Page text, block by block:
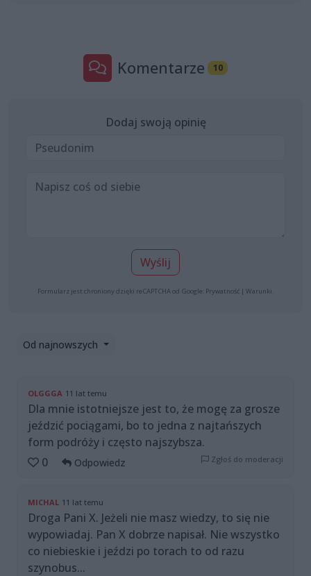
Komentarze 10
Dodaj swoją opinię
Wyślij
Formularz jest chroniony dzięki reCAPTCHA od Google: Prywatność | Warunki
Od najnowszych
OLGGGA 11 lat temu
Dla mnie istotniejsze jest to, że mogę za grosze
jeździć pociągami, bo to jedna z najtańszych
form podróży i często najszybsza.
0
Odpowiedz Zgłoś do moderacji
MICHAL 11 lat temu
Droga Pani X. Jeżeli nie masz wiedzy, to się nie
wypowiadaj. Pan X dobrze napisał. Nie wszystko
co niebieskie i jeździ po torach to od razu
szynobus...